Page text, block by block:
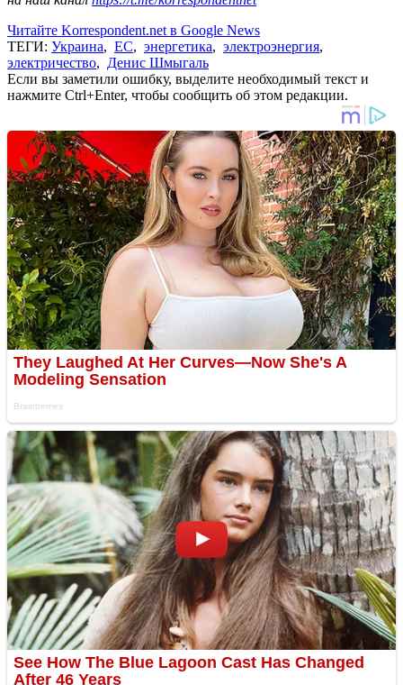
Читайте Korrespondent.net в Google News
ТЕГИ: Украина, ЕС, энергетика, электроэнергия,
электричество, Денис Шмыгаль
Если вы заметили ошибку, выделите необходимый текст и
нажмите Ctrl+Enter, чтобы сообщить об этом редакции.